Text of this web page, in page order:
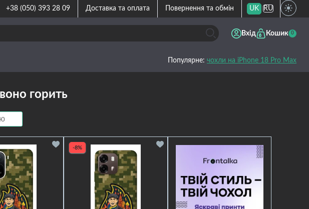
+38 (050) 393 28 09 Доставка та оплата Повернення та обмін UK RU
Вхід Кошик 0
Популярне: чохли на iPhone 18 Pro Max
горить
-8%